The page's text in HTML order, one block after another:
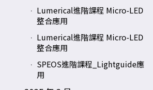
Lumerical進階課程 Micro-LED
整合應用
Lumerical進階課程 Micro-LED
整合應用
SPEOS進階課程_Lightguide應
用